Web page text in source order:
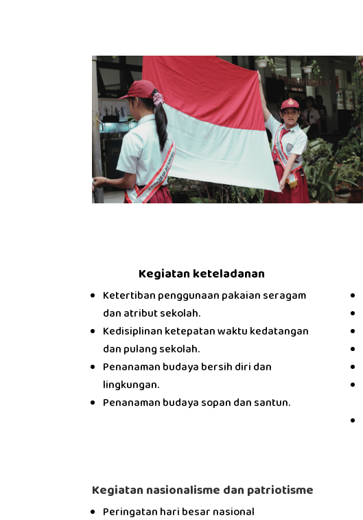
Kegiatan keteladanan
Ketertiban penggunaan pakaian seragam
dan atribut sekolah.
Kedisiplinan ketepatan waktu kedatangan
dan pulang sekolah.
Penanaman budaya bersih diri dan
lingkungan.
Penanaman budaya sopan dan santun.
Kegiatan nasionalisme dan patriotisme
Peringatan hari besar nasional